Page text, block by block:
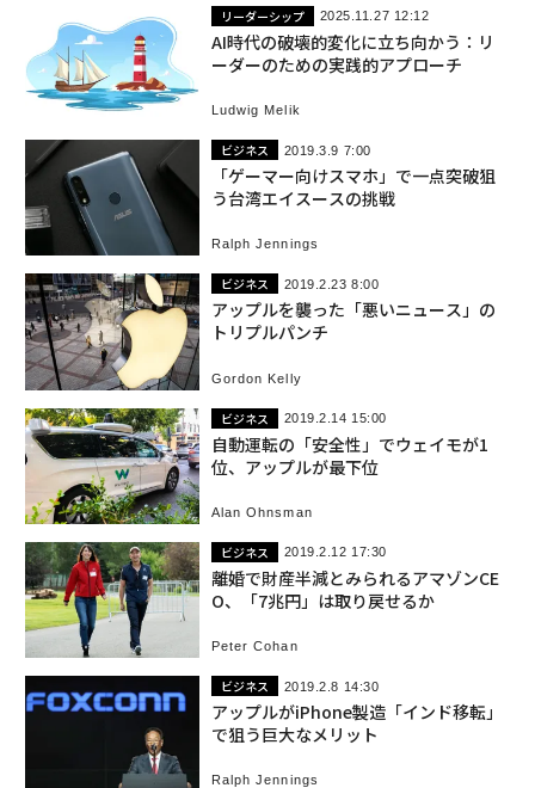
リーダーシップ 2025.11.27 12:12
AI時代の破壊的変化に立ち向かう：リ
ーダーのための実践的アプローチ
Ludwig Melik
ビジネス 2019.3.9 7:00
「ゲーマー向けスマホ」で一点突破狙
う台湾エイスースの挑戦
Ralph Jennings
ビジネス 2019.2.23 8:00
アップルを襲った「悪いニュース」の
トリプルパンチ
Gordon Kelly
ビジネス 2019.2.14 15:00
自動運転の「安全性」でウェイモが1
位、アップルが最下位
Alan Ohnsman
ビジネス 2019.2.12 17:30
離婚で財産半減とみられるアマゾンCE
O、「7兆円」は取り戻せるか
Peter Cohan
ビジネス 2019.2.8 14:30
アップルがiPhone製造「インド移転」
で狙う巨大なメリット
Ralph Jennings